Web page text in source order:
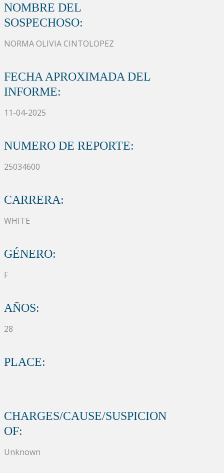
NOMBRE DEL
SOSPECHOSO:
NORMA OLIVIA CINTOLOPEZ
FECHA APROXIMADA DEL
INFORME:
11-04-2025
NUMERO DE REPORTE:
25034600
CARRERA:
WHITE
GÉNERO:
F
AÑOS:
28
PLACE:
CHARGES/CAUSE/SUSPICION
OF:
Unknown